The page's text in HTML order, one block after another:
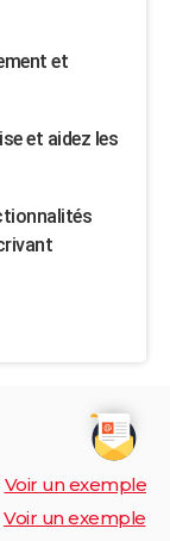
et
et aidez les
Voir un exemple
Voir un exemple